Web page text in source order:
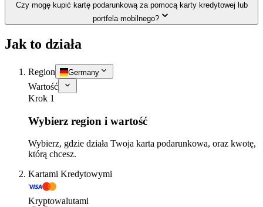
Czy mogę kupić kartę podarunkową za pomocą karty kredytowej lub
portfela mobilnego?
Jak to działa
Region Germany
Wartość
Krok 1
Wybierz region i wartość
Wybierz, gdzie działa Twoja karta podarunkowa, oraz kwotę,
którą chcesz.
Kartami Kredytowymi
Kryptowalutami